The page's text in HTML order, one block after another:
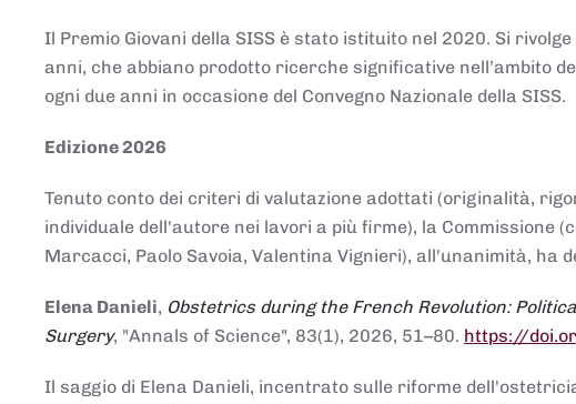
Il Premio Giovani della SISS è stato istituito nel 2020. Si
anni, che abbiano prodotto ricerche significative nell’ambito
ogni due anni in occasione del Convegno Nazionale della SISS.
Edizione 2026
Tenuto conto dei criteri di valutazione adottati (originalità,
individuale dell'autore nei lavori a più firme), la Commissione
Marcacci, Paolo Savoia, Valentina Vignieri), all'unanimità, ha
Elena Danieli, Obstetrics during the French Revolution:
Surgery, "Annals of Science", 83(1), 2026, 51–80. https://
Il saggio di Elena Danieli, incentrato sulle riforme